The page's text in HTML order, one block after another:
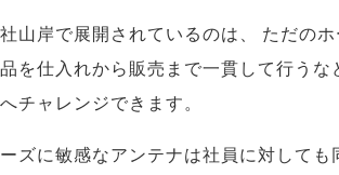
山岸で展開されているのは、 ただの
を仕入れから販売まで一貫して行うな
チャレンジできます。
ズに敏感なアンテナは社員に対しても